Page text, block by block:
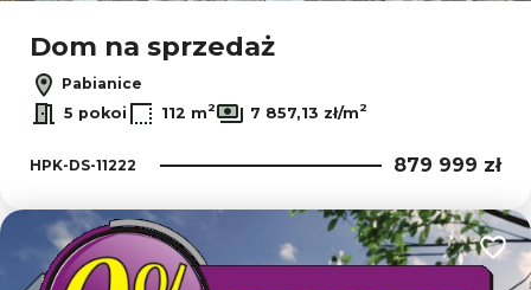
Dom na sprzedaż
Pabianice
5 pokoi
112 m2 7 857,13 zł/m2
HPK-DS-11222 879 999 zł